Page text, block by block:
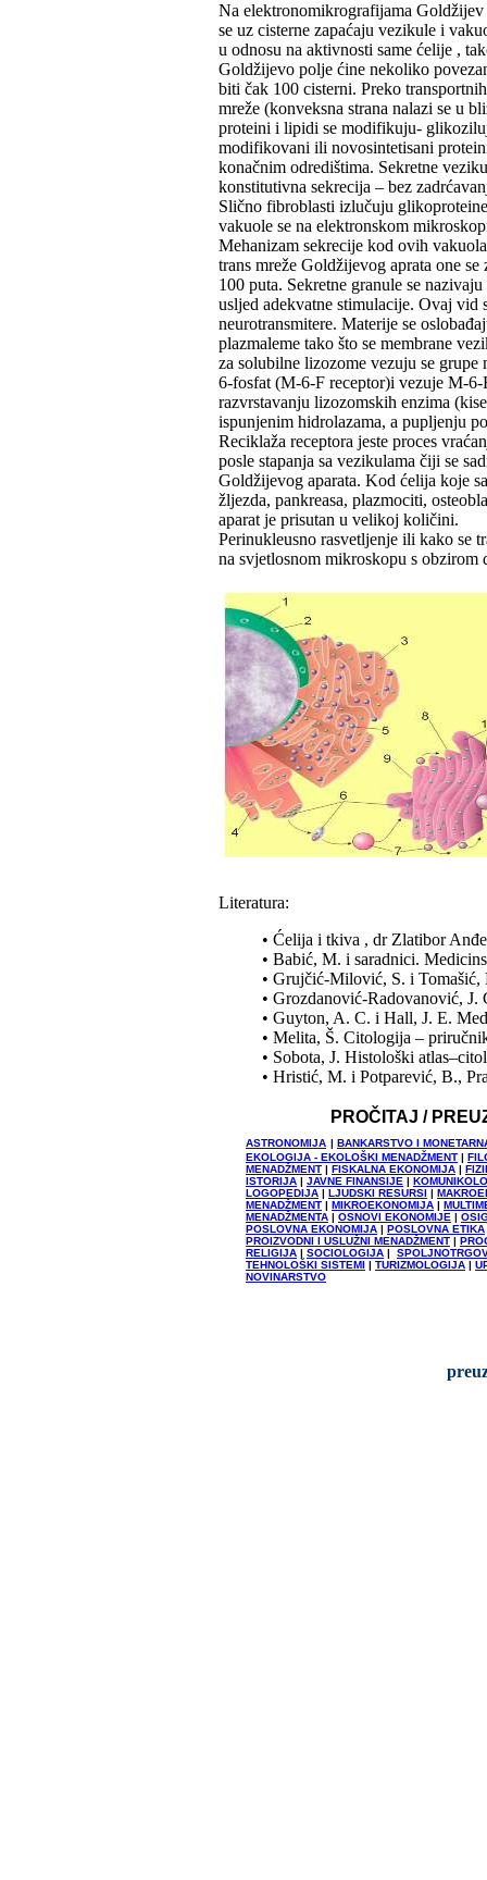
Na elektronomikrografijama Goldžijev
se uz cisterne zapaćaju vezikule i
u odnosu na aktivnosti same ćelije ,
Goldžijevo polje ćine nekoliko
biti čak 100 cisterni. Preko
mreže (konveksna strana nalazi se u
proteini i lipidi se modifikuju-
modifikovani ili novosintetisani
konačnim odredištima. Sekretne
konstitutivna sekrecija – bez
Slično fibroblasti izlučuju
vakuole se na elektronskom
Mehanizam sekrecije kod ovih
trans mreže Goldžijevog aprata one
100 puta. Sekretne granule se
usljed adekvatne stimulacije. Ovaj vid
neurotransmitere. Materije se
plazmaleme tako što se membrane
za solubilne lizozome vezuju se
6-fosfat (M-6-F receptor)i vezuje M-6-
razvrstavanju lizozomskih enzima
ispunjenim hidrolazama, a pupljenju
Reciklaža receptora jeste proces
posle stapanja sa vezikulama čiji se
Goldžijevog aparata. Kod ćelija koje
žljezda, pankreasa, plazmociti,
aparat je prisutan u velikoj količini.
Perinukleusno rasvetljenje ili kako se
na svjetlosnom mikroskopu s obzirom
Literatura:
• Ćelija i tkiva , dr Zlatibor
• Babić, M. i saradnici.
• Grujčić-Milović, S. i
• Grozdanović-Radovanović,
• Guyton, A. C. i Hall, J. E.
• Melita, Š. Citologija –
• Sobota, J. Histološki
• Hristić, M. i Potparević, B.,
PROČITAJ /
ASTRONOMIJA | BANKARSTVO I
EKOLOGIJA - EKOLOŠKI MENADŽMENT |
MENADŽMENT | FISKALNA EKONOMIJA |
ISTORIJA | JAVNE FINANSIJE |
LOGOPEDIJA | LJUDSKI RESURSI |
MENADŽMENT | MIKROEKONOMIJA |
MENADŽMENTA | OSNOVI EKONOMIJE |
POSLOVNA EKONOMIJA | POSLOVNA ETIKA
PROIZVODNI I USLUŽNI MENADŽMENT |
RELIGIJA | SOCIOLOGIJA |
TEHNOLOŠKI SISTEMI | TURIZMOLOGIJA |
NOVINARSTVO